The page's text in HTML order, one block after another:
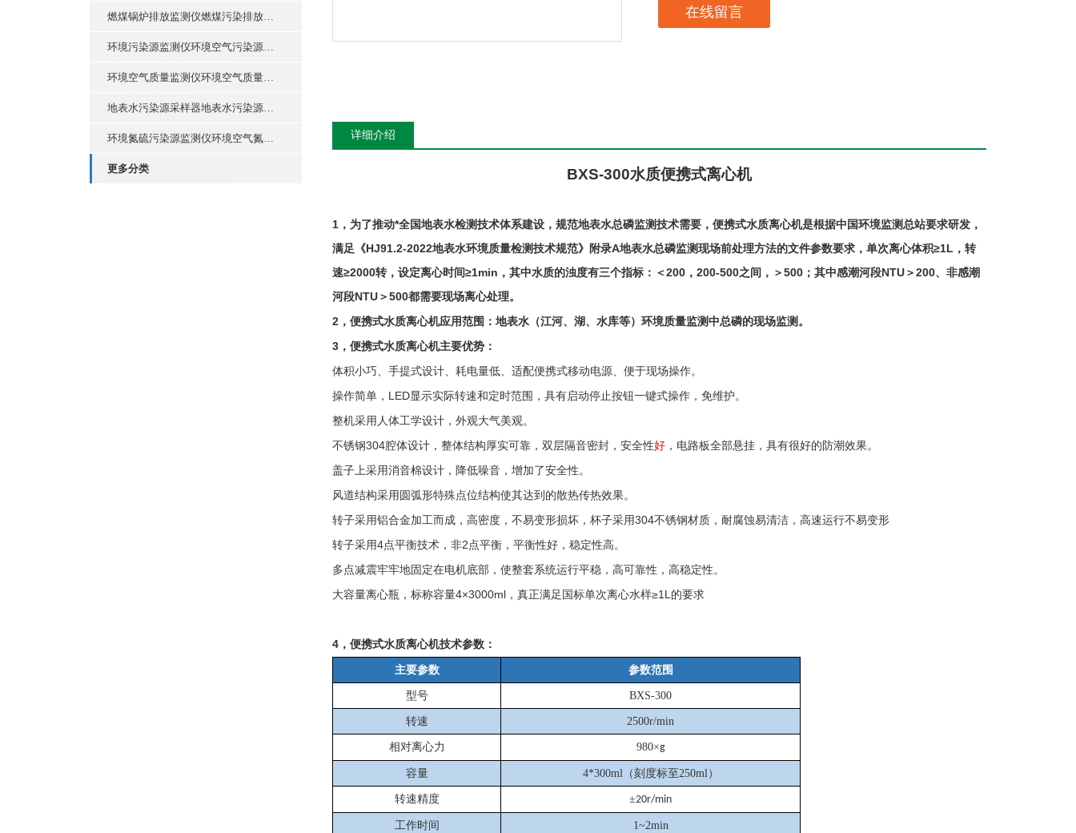
燃煤锅炉排放监测仪燃煤污染排放现场分析套装
环境污染源监测仪环境空气污染源现场分析套装
环境空气质量监测仪环境空气质量污染现场分析套装
地表水污染源采样器地表水污染源现场采样套装
环境氮硫污染源监测仪环境空气氮硫污染分析套装
更多分类
在线留言
详细介绍
BXS-300水质便携式离心机
1 ，为了推动*全国地表水检测技术体系建设，规范地表水总磷监测技术需要，便携式水质离心机是根据中国环境监测总站要求研发，
满足《HJ91.2-2022地表水环境质量检测技术规范》附录A地表水总磷监测现场前处理方法的文件参数要求，单次离心体积≥1L ，转
速≥2000转，设定离心时间≥1min ，其中水质的浊度有三个指标：＜200 ， 200-500之间，＞500 ；其中感潮河段NTU＞200、非感潮
河段NTU＞500都需要现场离心处理。
2 ，便携式水质离心机应用范围：地表水（江河、湖、水库等）环境质量监测中总磷的现场监测。
3 ，便携式水质离心机主要优势：
体积小巧、手提式设计、耗电量低、适配便携式移动电源、便于现场操作。
操作简单， LED显示实际转速和定时范围，具有启动停止按钮一键式操作，免维护。
整机采用人体工学设计，外观大气美观。
不锈钢304腔体设计，整体结构厚实可靠，双层隔音密封，安全性好 ，电路板全部悬挂，具有很好的防潮效果。
盖子上采用消音棉设计，降低噪音，增加了安全性。
风道结构采用圆弧形特殊点位结构使其达到的散热传热效果。
转子采用铝合金加工而成，高密度，不易变形损坏，杯子采用304不锈钢材质，耐腐蚀易清洁，高速运行不易变形
转子采用4点平衡技术，非2点平衡，平衡性好，稳定性高。
多点减震牢牢地固定在电机底部，使整套系统运行平稳，高可靠性，高稳定性。
大容量离心瓶，标称容量4×3000ml ，真正满足国标单次离心水样≥1L 的要求
4 ，便携式水质离心机技术参数：
主要参数 参数范围
型号 BXS-300
转速 2500r/min
相对离心力 980×g
容量 4*300ml（刻度标至250ml）
转速精度 ±20r/min
工作时间 1~2min